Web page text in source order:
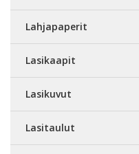
Lahjapaperit
Lasikaapit
Lasikuvut
Lasitaulut